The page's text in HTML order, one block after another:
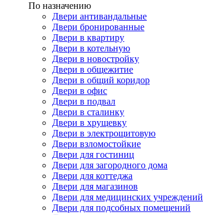
По назначению
Двери антивандальные
Двери бронированные
Двери в квартиру
Двери в котельную
Двери в новостройку
Двери в общежитие
Двери в общий коридор
Двери в офис
Двери в подвал
Двери в сталинку
Двери в хрущевку
Двери в электрощитовую
Двери взломостойкие
Двери для гостиниц
Двери для загородного дома
Двери для коттеджа
Двери для магазинов
Двери для медицинских учреждений
Двери для подсобных помещений